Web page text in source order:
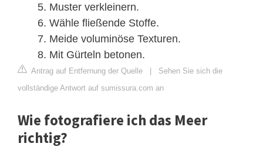
Muster verkleinern.
Wähle fließende Stoffe.
Meide voluminöse Texturen.
Mit Gürteln betonen.
Antrag auf Entfernung der Quelle | Sehen Sie sich die
vollständige Antwort auf sumissura.com an
Wie fotografiere ich das Meer
richtig?